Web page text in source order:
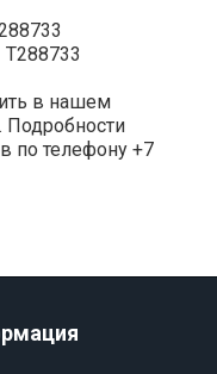
в нашем
Подробности
по телефону +7